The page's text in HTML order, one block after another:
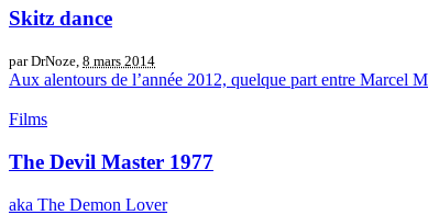
Skitz dance
par DrNoze, 8 mars 2014
Aux alentours de l’année 2012, quelque part entre Marcel
Films
The Devil Master 1977
aka The Demon Lover